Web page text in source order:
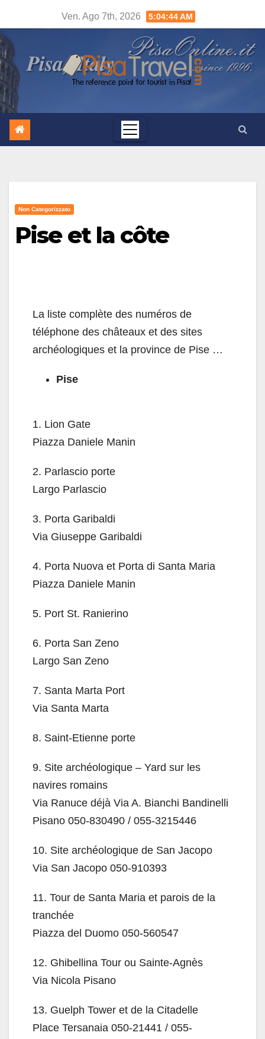
contenuto
Ven. Ago 7th, 2026 5:04:45 AM
Non Categorizzato
Pise et la côte
La liste complète des numéros de
téléphone des châteaux et des sites
archéologiques et la province de Pise …
Pise
1. Lion Gate
Piazza Daniele Manin
2. Parlascio porte
Largo Parlascio
3. Porta Garibaldi
Via Giuseppe Garibaldi
4. Porta Nuova et Porta di Santa Maria
Piazza Daniele Manin
5. Port St. Ranierino
6. Porta San Zeno
Largo San Zeno
7. Santa Marta Port
Via Santa Marta
8. Saint-Etienne porte
9. Site archéologique – Yard sur les
navires romains
Via Ranuce déjà Via A. Bianchi Bandinelli
Pisano 050-830490 / 055-3215446
10. Site archéologique de San Jacopo
Via San Jacopo 050-910393
11. Tour de Santa Maria et parois de la
tranchée
Piazza del Duomo 050-560547
12. Ghibellina Tour ou Sainte-Agnès
Via Nicola Pisano
13. Guelph Tower et de la Citadelle
Place Tersanaia 050-21441 / 055-